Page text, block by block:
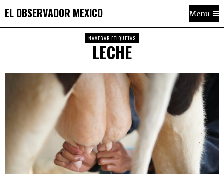
EL OBSERVADOR MEXICO Menu
NAVEGAR ETIQUETAS
LECHE